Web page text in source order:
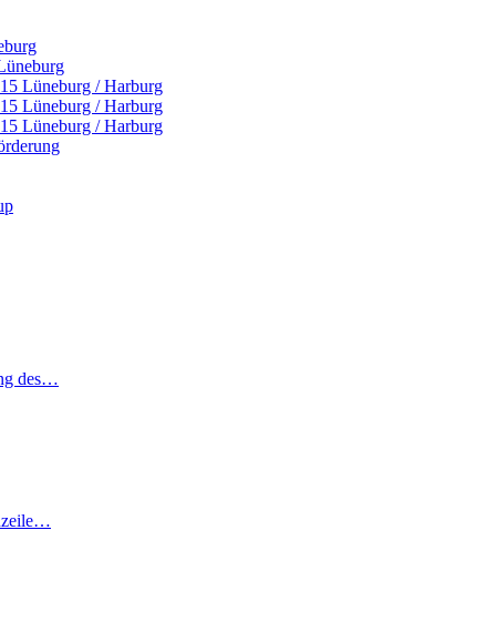
Lüneburg / Harburg
Lüneburg / Harburg
Lüneburg / Harburg
des…